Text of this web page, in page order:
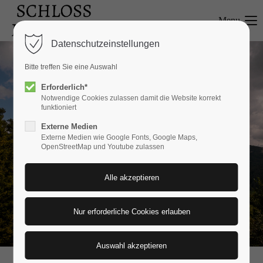
Login
Benutzername
Passwort
Register|Lost your password?
Support
Lorem ipsum dolor sit amet:
Menu
Datenschutzeinstellungen
Bitte treffen Sie eine Auswahl
Erforderlich*
Notwendige Cookies zulassen damit die Website korrekt
funktioniert
Externe Medien
Externe Medien wie Google Fonts, Google Maps,
OpenStreetMap und Youtube zulassen